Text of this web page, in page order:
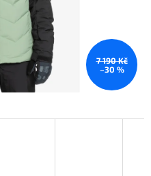
7 190 Kč
–30 %